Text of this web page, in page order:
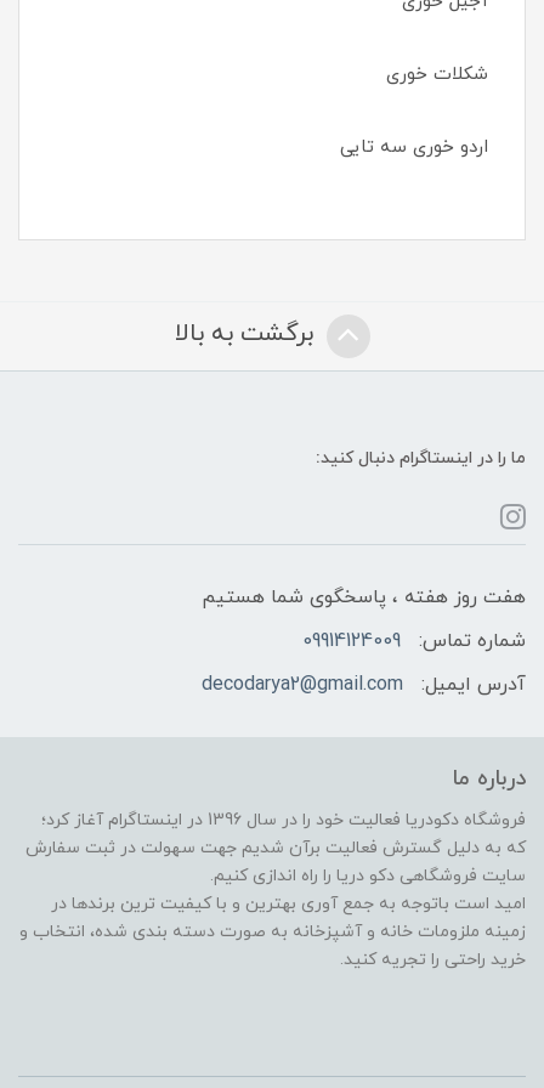
شکلات خوری
اردو خوری سه تایی
برگشت به بالا
ما را در اینستاگرام دنبال کنید:
هفت روز هفته ، پاسخگوی شما هستیم
شماره تماس:
09914124009
آدرس ایمیل:
decodarya2@gmail.com
درباره ما
فروشگاه دکودریا فعالیت خود را در سال 1396 در اینستاگرام آغاز کرد؛
که به دلیل گسترش فعالیت برآن شدیم جهت سهولت در ثبت سفارش
سایت فروشگاهی دکو دریا را راه اندازی کنیم.
امید است باتوجه به جمع آوری بهترین و با کیفیت ترین برندها در
زمینه ملزومات خانه و آشپزخانه به صورت دسته بندی شده، انتخاب و
خرید راحتی را تجریه کنید.